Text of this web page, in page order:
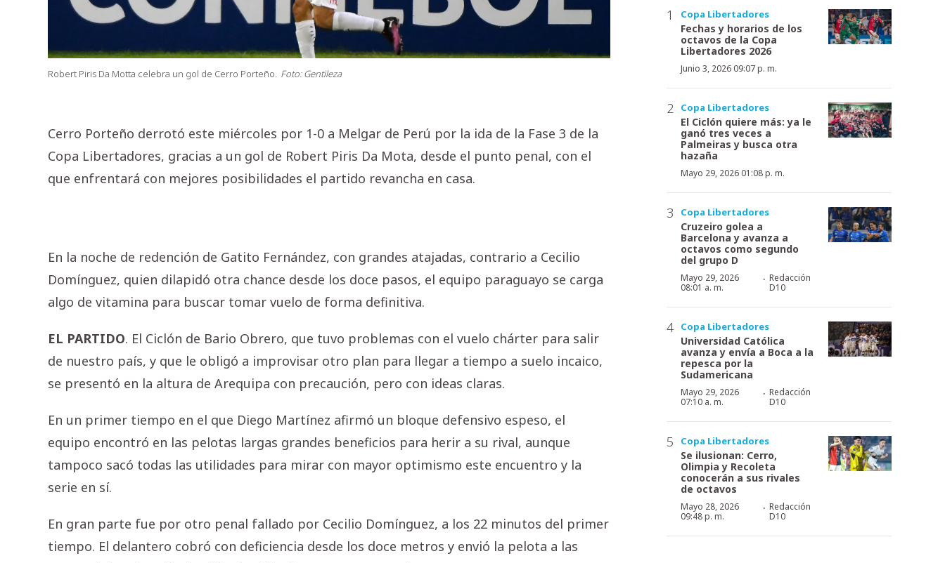
Robert Piris Da Motta celebra un gol de Cerro Porteño. Foto: Gentileza
Cerro Porteño derrotó este miércoles por 1-0 a Melgar de Perú por la ida de la Fase 3 de la
Copa Libertadores, gracias a un gol de Robert Piris Da Mota, desde el punto penal, con el
que enfrentará con mejores posibilidades el partido revancha en casa.
En la noche de redención de Gatito Fernández, con grandes atajadas, contrario a Cecilio
Domínguez, quien dilapidó otra chance desde los doce pasos, el equipo paraguayo se carga
algo de vitamina para buscar tomar vuelo de forma definitiva.
EL PARTIDO. El Ciclón de Bario Obrero, que tuvo problemas con el vuelo chárter para salir
de nuestro país, y que le obligó a improvisar otro plan para llegar a tiempo a suelo incaico,
se presentó en la altura de Arequipa con precaución, pero con ideas claras.
En un primer tiempo en el que Diego Martínez afirmó un bloque defensivo espeso, el
equipo encontró en las pelotas largas grandes beneficios para herir a su rival, aunque
tampoco sacó todas las utilidades para mirar con mayor optimismo este encuentro y la
serie en sí.
En gran parte fue por otro penal fallado por Cecilio Domínguez, a los 22 minutos del primer
tiempo. El delantero cobró con deficiencia desde los doce metros y envió la pelota a las
Copa Libertadores
Fechas y horarios de los
octavos de la Copa
Libertadores 2026
Junio 3, 2026 09:07 p. m.
Copa Libertadores
El Ciclón quiere más: ya le
ganó tres veces a
Palmeiras y busca otra
hazaña
Mayo 29, 2026 01:08 p. m.
Copa Libertadores
Cruzeiro golea a
Barcelona y avanza a
octavos como segundo
del grupo D
Mayo 29, 2026
08:01 a. m.
· Redacción
D10
Copa Libertadores
Universidad Católica
avanza y envía a Boca a la
repesca por la
Sudamericana
Mayo 29, 2026
07:10 a. m.
· Redacción
D10
Copa Libertadores
Se ilusionan: Cerro,
Olimpia y Recoleta
conocerán a sus rivales
de octavos
Mayo 28, 2026
09:48 p. m.
· Redacción
D10